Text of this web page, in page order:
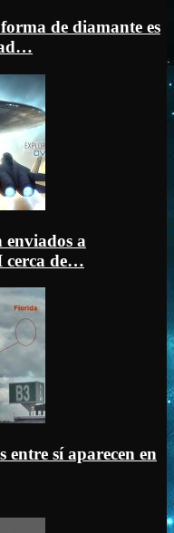
de diamante es
enviados a
cerca de…
sí aparecen en